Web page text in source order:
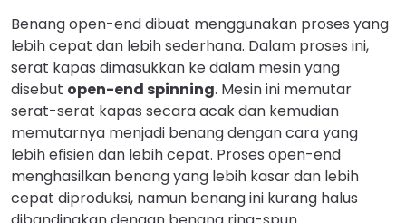
Benang open-end dibuat menggunakan proses yang
lebih cepat dan lebih sederhana. Dalam proses ini,
serat kapas dimasukkan ke dalam mesin yang
disebut open-end spinning. Mesin ini memutar
serat-serat kapas secara acak dan kemudian
memutarnya menjadi benang dengan cara yang
lebih efisien dan lebih cepat. Proses open-end
menghasilkan benang yang lebih kasar dan lebih
cepat diproduksi, namun benang ini kurang halus